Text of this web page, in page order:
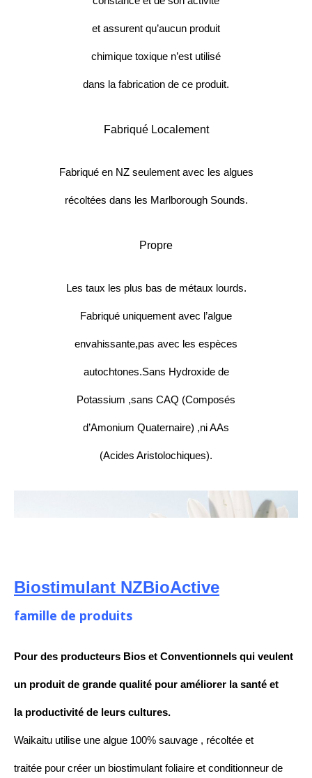
et assurent qu’aucun produit
chimique toxique n’est utilisé
dans la fabrication de ce produit.
Fabriqué Localement
Fabriqué en NZ seulement avec les algues
récoltées dans les Marlborough Sounds.
Propre
Les taux les plus bas de métaux lourds.
Fabriqué uniquement avec l’algue
envahissante,pas avec les espèces
autochtones.Sans Hydroxide de
Potassium ,sans CAQ (Composés
d’Amonium Quaternaire) ,ni AAs
(Acides Aristolochiques).
Biostimulant NZBioActive
famille de produits
Pour des producteurs Bios et Conventionnels qui veulent
un produit de grande qualité pour améliorer la santé et
la productivité de leurs cultures.
Waikaitu utilise une algue 100% sauvage , récoltée et
traitée pour créer un biostimulant foliaire et conditionneur de